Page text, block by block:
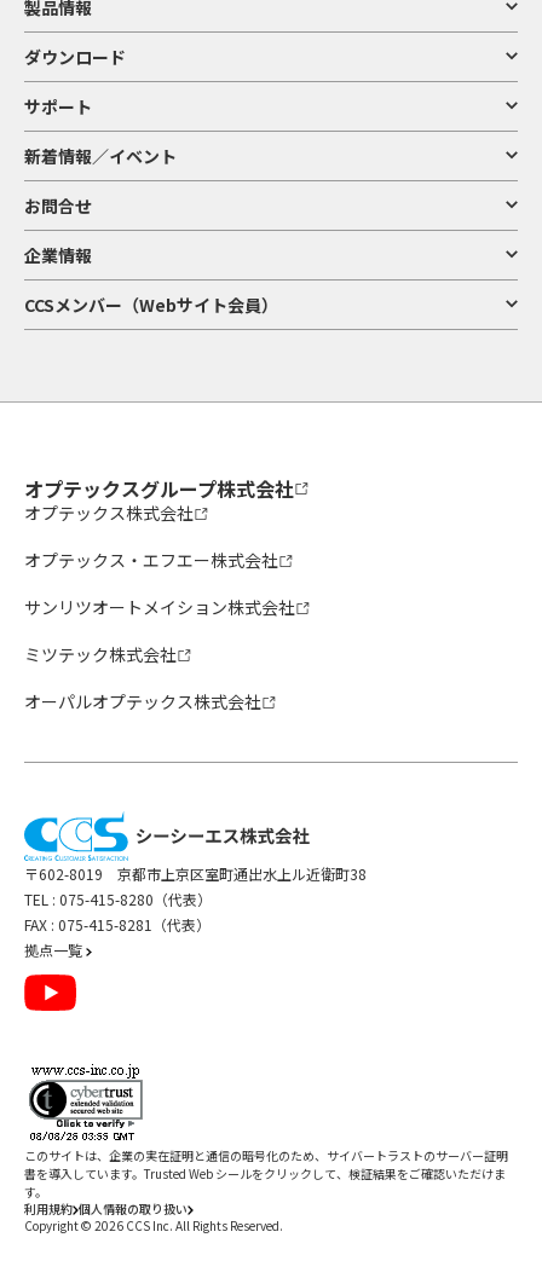
製品情報
ダウンロード
サポート
新着情報／イベント
お問合せ
企業情報
CCSメンバー（Webサイト会員）
オプテックスグループ株式会社
オプテックス株式会社
オプテックス・エフエー株式会社
サンリツオートメイション株式会社
ミツテック株式会社
オーパルオプテックス株式会社
〒602-8019 京都市上京区室町通出水上ル近衛町38
TEL : 075-415-8280（代表）
FAX : 075-415-8281（代表）
拠点一覧
利用規約 個人情報の取り扱い
Copyright © 2026 CCS Inc. All Rights Reserved.
このサイトは、企業の実在証明と通信の暗号化のため、サイバートラストのサーバー証明
書を導入しています。Trusted Web シールをクリックして、検証結果をご確認いただけま
す。